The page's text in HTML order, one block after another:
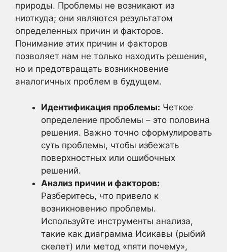
природы. Проблемы не возникают из
ниоткуда; они являются результатом
определенных причин и факторов.
Понимание этих причин и факторов
позволяет нам не только находить решения,
но и предотвращать возникновение
аналогичных проблем в будущем.
Идентификация проблемы: Четкое
определение проблемы – это половина
решения. Важно точно сформулировать
суть проблемы, чтобы избежать
поверхностных или ошибочных
решений.
Анализ причин и факторов:
Разберитесь, что привело к
возникновению проблемы.
Используйте инструменты анализа,
такие как диаграмма Исикавы (рыбий
скелет) или метод «пяти почему»,